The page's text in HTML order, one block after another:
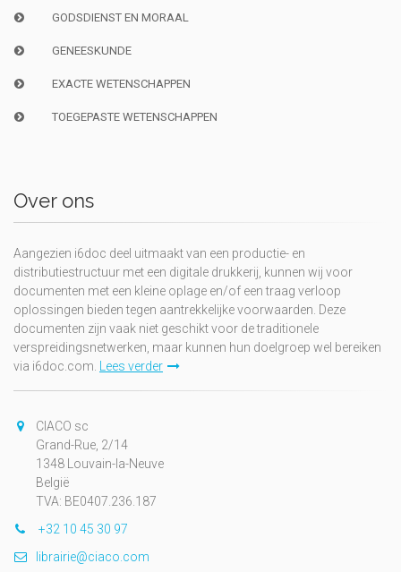
GODSDIENST EN MORAAL
GENEESKUNDE
EXACTE WETENSCHAPPEN
TOEGEPASTE WETENSCHAPPEN
Over ons
Aangezien i6doc deel uitmaakt van een productie- en
distributiestructuur met een digitale drukkerij, kunnen wij voor
documenten met een kleine oplage en/of een traag verloop
oplossingen bieden tegen aantrekkelijke voorwaarden. Deze
documenten zijn vaak niet geschikt voor de traditionele
verspreidingsnetwerken, maar kunnen hun doelgroep wel bereiken
via i6doc.com. Lees verder
CIACO sc
Grand-Rue, 2/14
1348 Louvain-la-Neuve
België
TVA: BE0407.236.187
+32 10 45 30 97
librairie@ciaco.com